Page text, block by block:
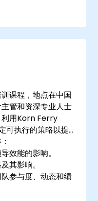
课程，地点在中国
管和资深专业人士
利用Korn Ferry
执行的策略以提升
效能的影响。
其影响。
参与度、动态和绩